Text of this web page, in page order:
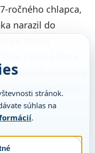
ročného chlapca,
narazil do
horskí
vyšetrili, ošetrili a
transportovali
mladý muž
stránok.
súhlas na
.